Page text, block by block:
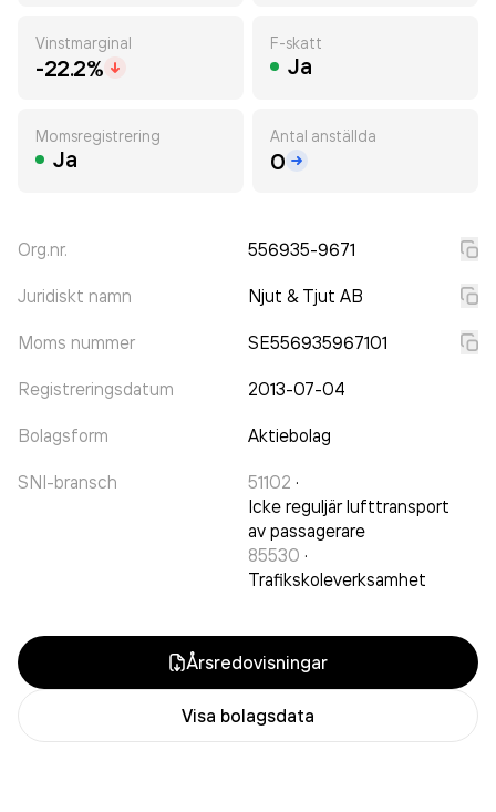
Vinstmarginal
-22.2%
F-skatt
Ja
Momsregistrering
Ja
Antal anställda
0
Org.nr. 556935-9671
Juridiskt namn Njut & Tjut AB
Moms nummer SE556935967101
Registreringsdatum 2013-07-04
Bolagsform Aktiebolag
SNI-bransch 51102 ·
Icke reguljär lufttransport
av passagerare
85530 ·
Trafikskoleverksamhet
Årsredovisningar
Visa bolagsdata